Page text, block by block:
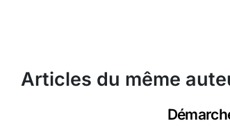
Articles du même